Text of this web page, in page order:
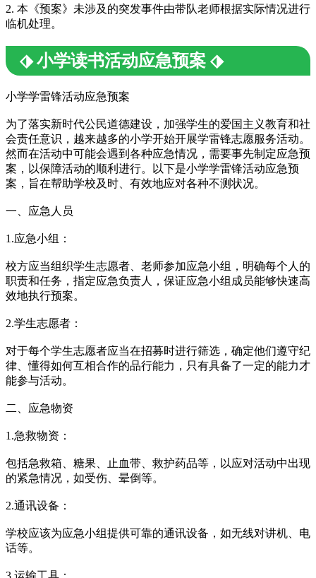
2. 本《预案》未涉及的突发事件由带队老师根据实际情况进行
临机处理。
⬗ 小学读书活动应急预案 ⬗
小学学雷锋活动应急预案
为了落实新时代公民道德建设，加强学生的爱国主义教育和社
会责任意识，越来越多的小学开始开展学雷锋志愿服务活动。
然而在活动中可能会遇到各种应急情况，需要事先制定应急预
案，以保障活动的顺利进行。以下是小学学雷锋活动应急预
案，旨在帮助学校及时、有效地应对各种不测状况。
一、应急人员
1.应急小组：
校方应当组织学生志愿者、老师参加应急小组，明确每个人的
职责和任务，指定应急负责人，保证应急小组成员能够快速高
效地执行预案。
2.学生志愿者：
对于每个学生志愿者应当在招募时进行筛选，确定他们遵守纪
律、懂得如何互相合作的品行能力，只有具备了一定的能力才
能参与活动。
二、应急物资
1.急救物资：
包括急救箱、糖果、止血带、救护药品等，以应对活动中出现
的紧急情况，如受伤、晕倒等。
2.通讯设备：
学校应该为应急小组提供可靠的通讯设备，如无线对讲机、电
话等。